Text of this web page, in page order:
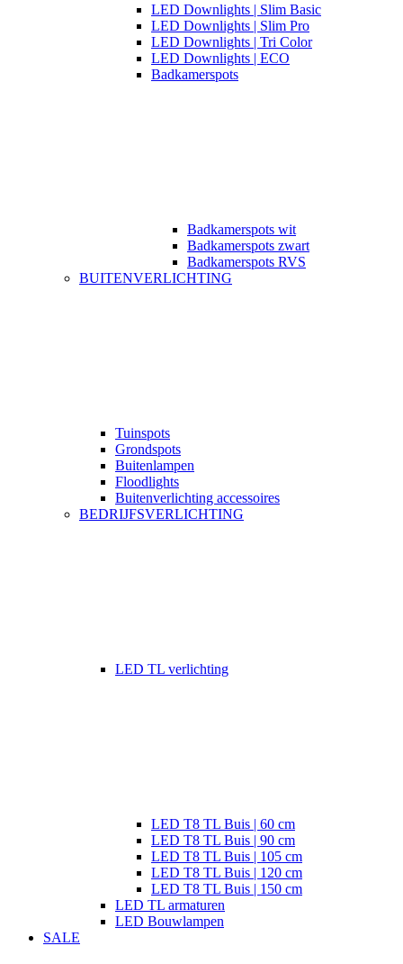
LED Downlights | Slim Basic
LED Downlights | Slim Pro
LED Downlights | Tri Color
LED Downlights | ECO
Badkamerspots
Badkamerspots wit
Badkamerspots zwart
Badkamerspots RVS
BUITENVERLICHTING
Tuinspots
Grondspots
Buitenlampen
Floodlights
Buitenverlichting accessoires
BEDRIJFSVERLICHTING
LED TL verlichting
LED T8 TL Buis | 60 cm
LED T8 TL Buis | 90 cm
LED T8 TL Buis | 105 cm
LED T8 TL Buis | 120 cm
LED T8 TL Buis | 150 cm
LED TL armaturen
LED Bouwlampen
SALE